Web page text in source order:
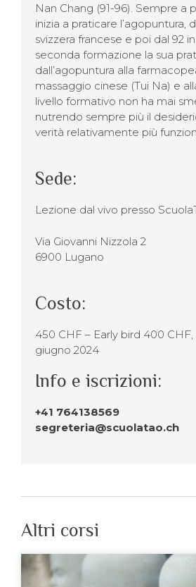
Nan Chang (91-96). Sempre a
inizia a praticare l’agopuntura,
svizzera francese e poi dal 92
seconda formazione la sua
dall’agopuntura alla
massaggio cinese (Tui Na) e
livello formativo non ha mai
nutrendo sempre più il
verità relativamente più
Sede:
Lezione dal vivo presso
Via Giovanni Nizzola 2
6900 Lugano
Costo:
450 CHF – Early bird 400 CHF,
giugno 2024
Info e iscrizioni:
+41 764138569
segreteria@scuolatao.ch
Altri corsi